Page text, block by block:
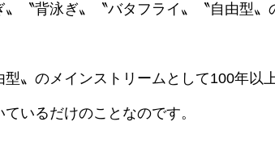
〝背泳ぎ〟〝バタフライ〟〝自由型
〟のメインストリームとして100年以
いるだけのことなのです。